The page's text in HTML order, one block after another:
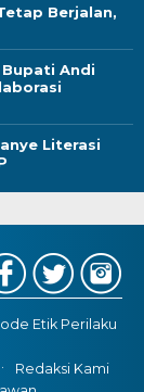
Berjalan,
Andi
Literasi
Etik Perilaku
Redaksi Kami